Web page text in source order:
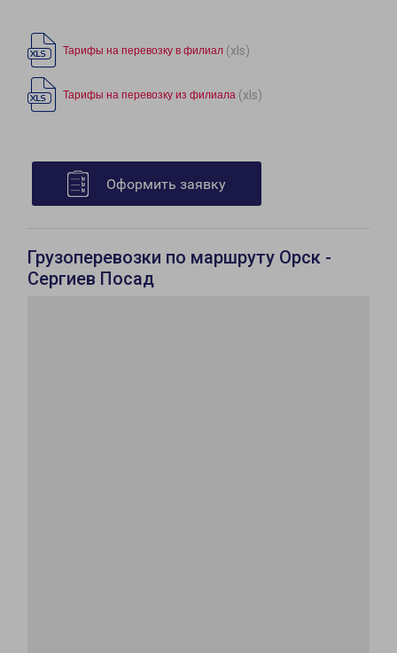
Тарифы на перевозку в филиал (xls)
Тарифы на перевозку из филиала (xls)
Оформить заявку
Грузоперевозки по маршруту Орск -
Сергиев Посад